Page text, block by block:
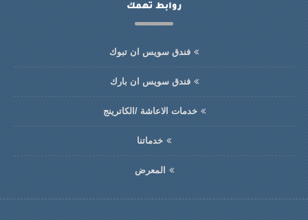
روابط تهمك
فندق سويس ان تبوك
فندق سويس ان بارك
خدمات الاعاشة /الكاترينج
خدماتنا
المعرض